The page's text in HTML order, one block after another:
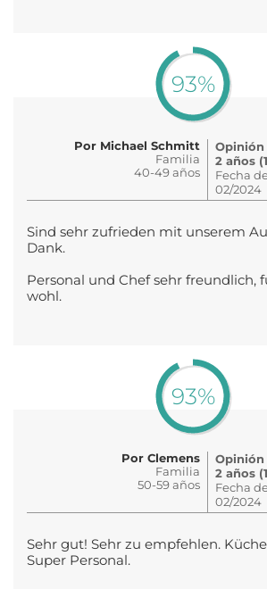
93%
Por Michael Schmitt
Familia
40-49 años
Opinión
2 años
Fecha
02/2024
Sind sehr zufrieden mit unserem
Dank.
Personal und Chef sehr freundlich,
wohl.
93%
Por Clemens
Familia
50-59 años
Opinión
2 años
Fecha
02/2024
Sehr gut! Sehr zu empfehlen.
Super Personal.